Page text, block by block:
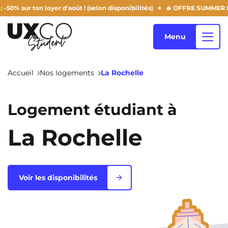
ton loyer d'août ! (selon disponibilités) 🔥 OFFRE SUMMER
Annemasse Archamps
Bezons NEW! Blois
Boulogne-Billancourt
Qui sommes-nous ?
Blog
Menu
Accueil Nos logements La Rochelle
Logement étudiant à
La Rochelle
Voir les disponibilités